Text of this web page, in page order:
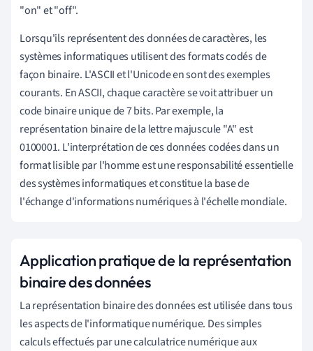
"on" et "off".
Lorsqu'ils représentent des données de caractères, les
systèmes informatiques utilisent des formats codés de
façon binaire. L'ASCII et l'Unicode en sont des exemples
courants. En ASCII, chaque caractère se voit attribuer un
code binaire unique de 7 bits. Par exemple, la
représentation binaire de la lettre majuscule "A" est
0100001. L'interprétation de ces données codées dans un
format lisible par l'homme est une responsabilité essentielle
des systèmes informatiques et constitue la base de
l'échange d'informations numériques à l'échelle mondiale.
Application pratique de la représentation
binaire des données
La représentation binaire des données est utilisée dans tous
les aspects de l'informatique numérique. Des simples
calculs effectués par une calculatrice numérique aux